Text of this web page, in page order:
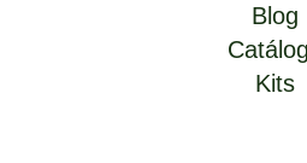
Blog
Kits